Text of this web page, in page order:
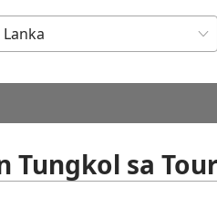
Tungkol sa